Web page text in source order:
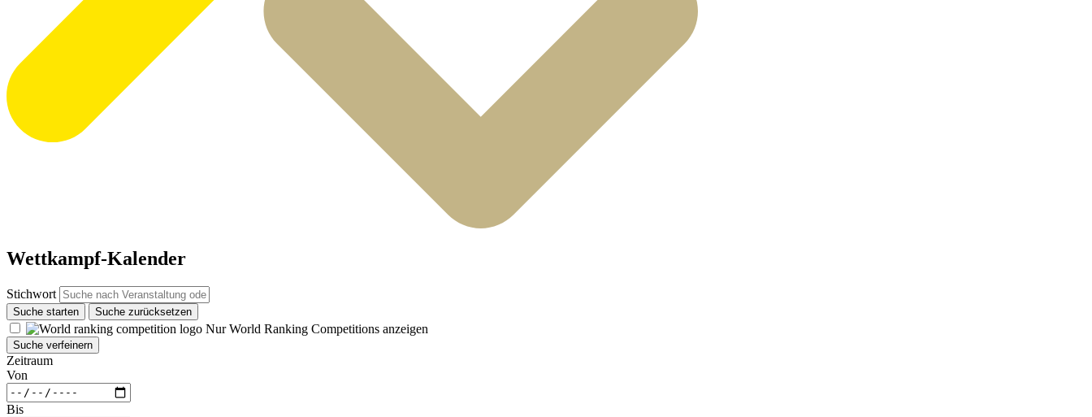
Wettkampf-Kalender
Stichwort
Suche starten Suche zurücksetzen
Nur World Ranking Competitions anzeigen
Suche verfeinern
Zeitraum
Von
Bis